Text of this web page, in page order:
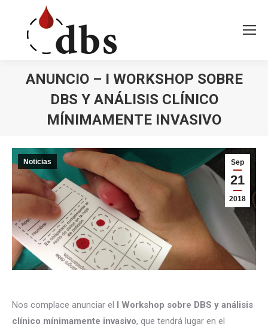
ANUNCIO – I WORKSHOP SOBRE
DBS Y ANÁLISIS CLÍNICO
MÍNIMAMENTE INVASIVO
Sep
21
2018
Noticias
Nos complace anunciar el I Workshop sobre DBS y análisis
clínico mínimamente invasivo, que tendrá lugar en el